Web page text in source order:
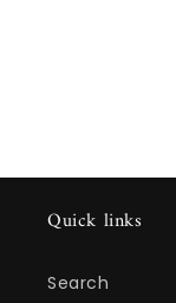
Quick links
Search